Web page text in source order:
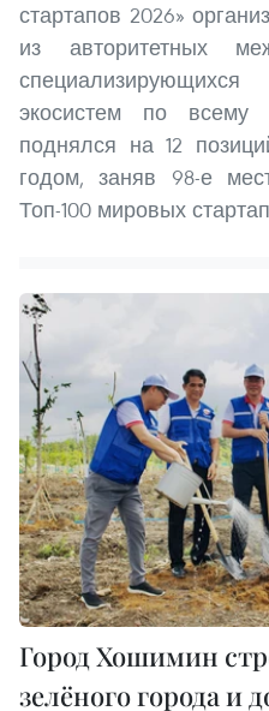
стартапов 2026»
из авторитетных
экосистем по
поднялся на 12
годом, заняв 98-е
Топ-100 мировых
Город Хошимин
зелёного города и